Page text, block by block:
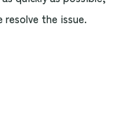
resolve the issue.